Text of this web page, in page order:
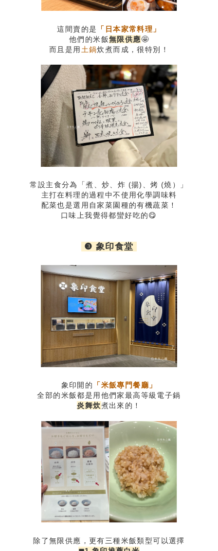
這間賣的是
「日本家常料理」
他們的米飯無限供應🤩
而且是用 土鍋炊煮而成，很特別！
常設主食分為「煮、炒、炸 (揚)、烤 (燒）」
主打在料理的過程中不使用化學調味料
配菜也是選用自家菜園種的有機蔬菜！
口味上我覺得都蠻好吃的😋
❸ 象印食堂
象印開的
「米飯專門餐廳」
全部的米飯都是用他們家最高等級電子鍋
炎舞炊煮出來的！
除了無限供應，更有三種米飯類型可以選擇